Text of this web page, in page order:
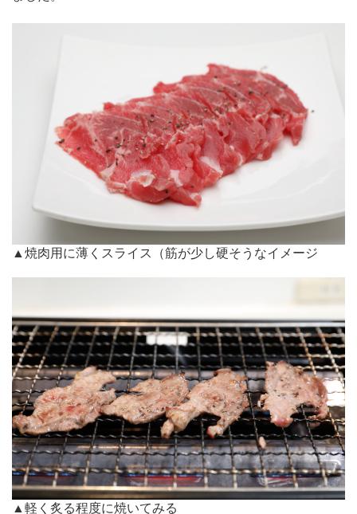
▲焼肉用に薄くスライス（筋が少し硬そうなイメージ
▲軽く炙る程度に焼いてみる